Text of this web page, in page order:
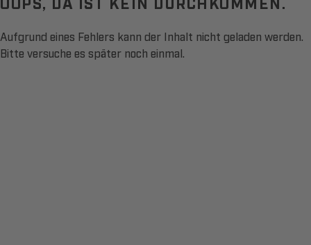
Aufgrund eines Fehlers kann der Inhalt nicht geladen werden.
Bitte versuche es später noch einmal.